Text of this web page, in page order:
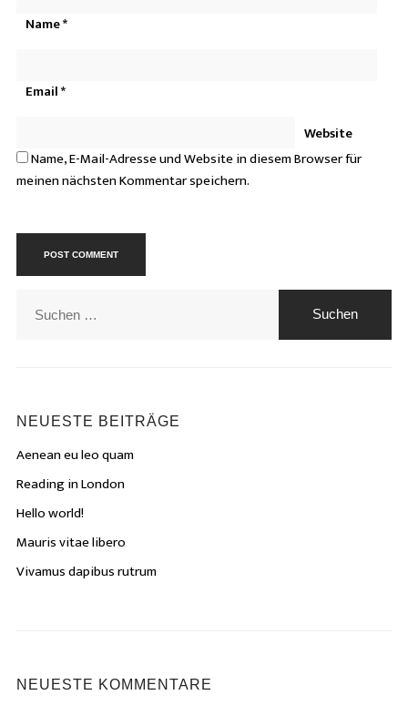
Name*
Email*
Website
Name, E-Mail-Adresse und Website in diesem Browser für
meinen nächsten Kommentar speichern.
nach:
NEUESTE BEITRÄGE
Aenean eu leo quam
Reading in London
Hello world!
Mauris vitae libero
Vivamus dapibus rutrum
NEUESTE KOMMENTARE